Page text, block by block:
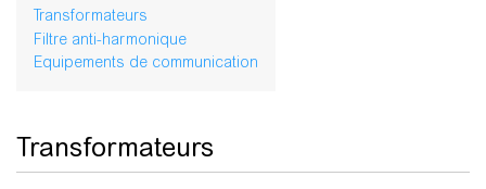
Transformateurs
Filtre anti-harmonique
Equipements de communication
Transformateurs